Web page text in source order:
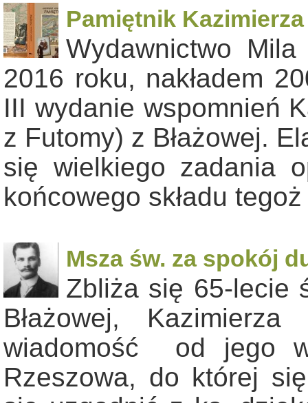
Pamiętnik
Wydawnictwo
2016 roku, nakładem
III wydanie wspomnień
z Futomy) z Błażowej.
się wielkiego zadania
końcowego składu
Msza św. za spokój
Zbliża się 65-lecie
Błażowej, Kazimierza
wiadomość od jego
Rzeszowa, do której